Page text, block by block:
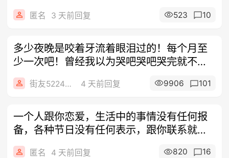
匿名 3 天前回复 523 10
多少夜晚是咬着牙流着眼泪过的！每个月至
少一次吧！曾经我以为哭吧哭吧哭完就不会
再流
街友52248860 4 天前回复 9906 101
一个人跟你恋爱，生活中的事情没有任何报
备，各种节日没有任何表示，跟你联系就是
走过
匿名 4 天前回复 820 16